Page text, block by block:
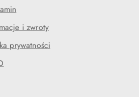
i zwroty
prywatności